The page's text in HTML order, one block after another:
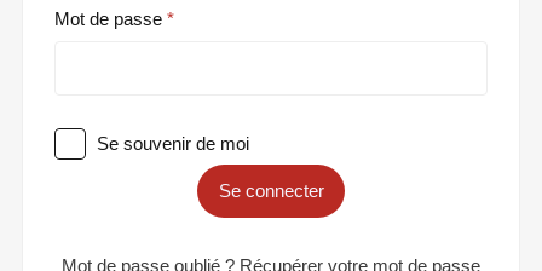
Mot de passe
Se souvenir de moi
Se connecter
Mot de passe oublié ? Récupérer votre mot de passe